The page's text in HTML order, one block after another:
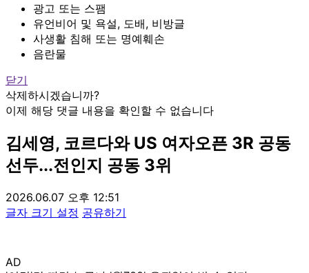
광고 또는 스팸
유언비어 및 욕설, 도배, 비방글
사생활 침해 또는 명예훼손
음란물
닫기
삭제하시겠습니까?
이제 해당 댓글 내용을 확인할 수 없습니다
김세영, 코르다와 US 여자오픈 3R 공동
선두...전인지 공동 3위
2026.06.07 오후 12:51
글자 크기 설정 공유하기
AD